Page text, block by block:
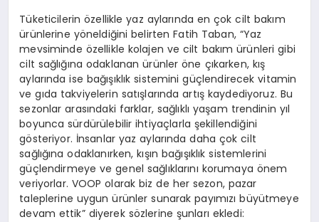
Tüketicilerin özellikle yaz aylarında en çok cilt bakım
ürünlerine yöneldiğini belirten Fatih Taban, “Yaz
mevsiminde özellikle kolajen ve cilt bakım ürünleri gibi
cilt sağlığına odaklanan ürünler öne çıkarken, kış
aylarında ise bağışıklık sistemini güçlendirecek vitamin
ve gıda takviyelerin satışlarında artış kaydediyoruz. Bu
sezonlar arasındaki farklar, sağlıklı yaşam trendinin yıl
boyunca sürdürülebilir ihtiyaçlarla şekillendiğini
gösteriyor. İnsanlar yaz aylarında daha çok cilt
sağlığına odaklanırken, kışın bağışıklık sistemlerini
güçlendirmeye ve genel sağlıklarını korumaya önem
veriyorlar. VOOP olarak biz de her sezon, pazar
taleplerine uygun ürünler sunarak payımızı büyütmeye
devam ettik” diyerek sözlerine şunları ekledi: